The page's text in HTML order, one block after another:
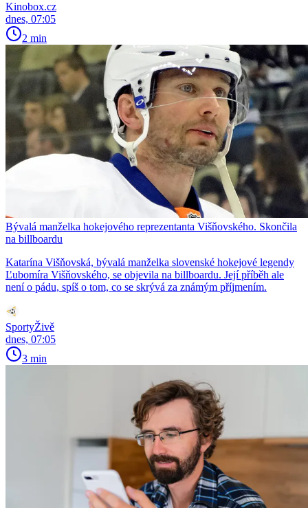
Kinobox.cz
dnes, 07:05
2 min
Bývalá manželka hokejového reprezentanta Višňovského. Skončila
na billboardu
Katarína Višňovská, bývalá manželka slovenské hokejové legendy
Ľubomíra Višňovského, se objevila na billboardu. Její příběh ale
není o pádu, spíš o tom, co se skrývá za známým příjmením.
SportyŽivě
dnes, 07:05
3 min